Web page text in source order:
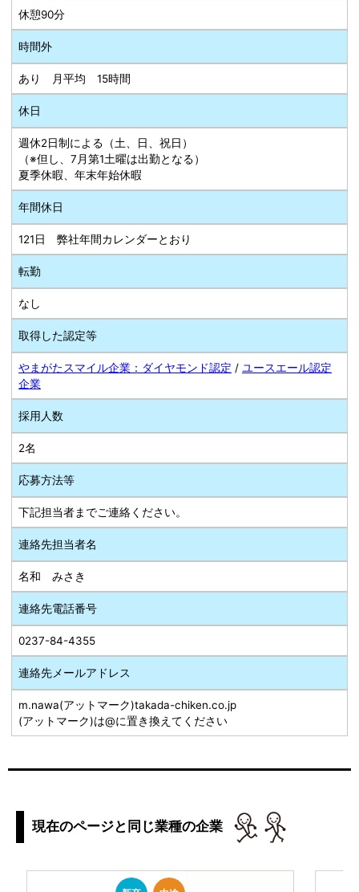
休憩90分
時間外
あり 月平均 15時間
休日
週休2日制による（土、日、祝日）
（※但し、7月第1土曜は出勤となる）
夏季休暇、年末年始休暇
年間休日
121日 弊社年間カレンダーとおり
転勤
なし
取得した認定等
やまがたスマイル企業：ダイヤモンド認定 / ユースエール認定
企業
採用人数
2名
応募方法等
下記担当者までご連絡ください。
連絡先担当者名
名和 みさき
連絡先電話番号
0237-84-4355
連絡先メールアドレス
m.nawa(アットマーク)takada-chiken.co.jp
(アットマーク)は@に置き換えてください
現在のページと同じ業種の企業